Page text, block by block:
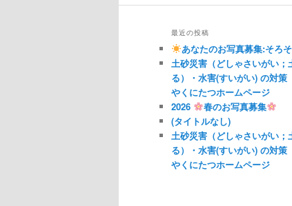
最近の投稿
あなたのお写真募集:そろ
土砂災害（どしゃさいがい；
る）・水害(すいがい) の対策
やくにたつホームページ
2026
春のお写真募集
(タイトルなし)
土砂災害（どしゃさいがい；
る）・水害(すいがい) の対策
やくにたつホームページ